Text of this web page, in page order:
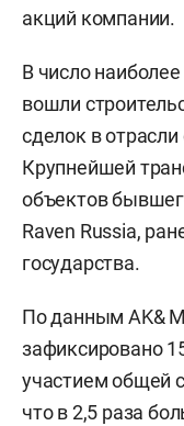
акций компании.
В число
вошли
сделок в
Крупнейшей
объектов
Raven Russia,
государства.
По данным AK&
зафиксировано
участием общей
что в 2,5 раза